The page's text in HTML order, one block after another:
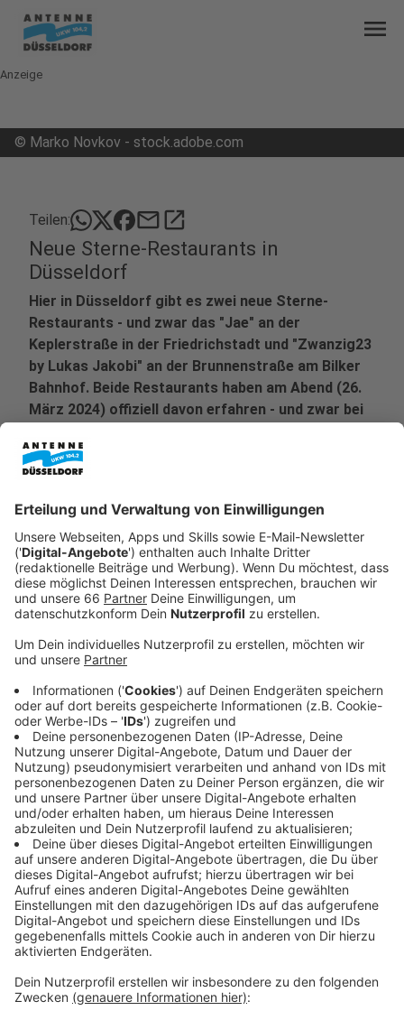
menu
Anzeige
© Marko Novkov - stock.adobe.com
Teilen: mailopen_in_new
Neue Sterne-Restaurants in
Düsseldorf
Hier in Düsseldorf gibt es zwei neue Sterne-
Restaurants - und zwar das "Jae" an der
Keplerstraße in der Friedrichstadt und "Zwanzig23
by Lukas Jakobi" an der Brunnenstraße am Bilker
Bahnhof. Beide Restaurants haben am Abend (26.
März 2024) offiziell davon erfahren - und zwar bei
Veröffentlicht:
Anzeige
Der Guide Michelin ist ein Hotel- und Reiseführer, der
jährlich in unterschiedlichen Länderversionen erscheint.
Der Rote Michelin ist ein Führer für Restaurants und
Hotels. In der aktuellen Ausgabe 2024 stehen mit den
beiden Neuzugängen insgesamt neun "Ein-Sterne-
Restaurants" aus Düsseldorf. Der Stern für sieben
Restaurants wurde bestätigt. Unter den insgesamt
340 Sternerestaurants in Deutschland finden sich ein
neues 3-Sterne-Restaurant, drei neue 2-Sterne-
Restaurants und 32 neue 1-Stern-Restaurants.
Anzeige
Die Düsseldorfer Sterne-Restaurants
Anzeige
Düsseldorf - Jae